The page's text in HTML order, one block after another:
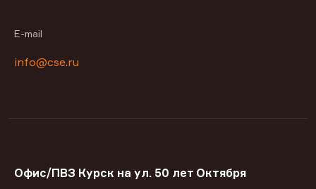
E-mail
info@cse.ru
Офис/ПВЗ Курск на ул. 50 лет Октября